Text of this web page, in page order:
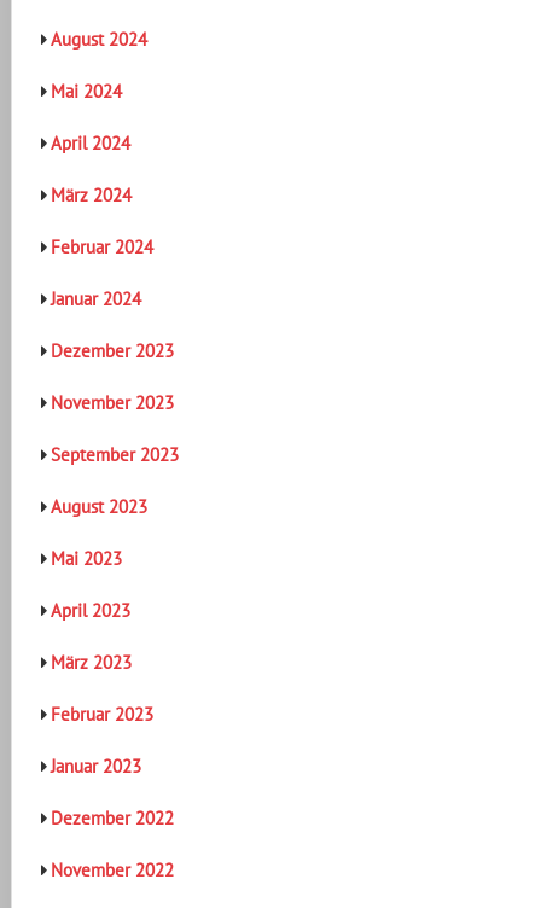
August 2024
Mai 2024
April 2024
März 2024
Februar 2024
Januar 2024
Dezember 2023
November 2023
September 2023
August 2023
Mai 2023
April 2023
März 2023
Februar 2023
Januar 2023
Dezember 2022
November 2022